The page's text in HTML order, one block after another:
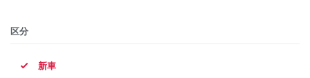
区分
新車
メーカー